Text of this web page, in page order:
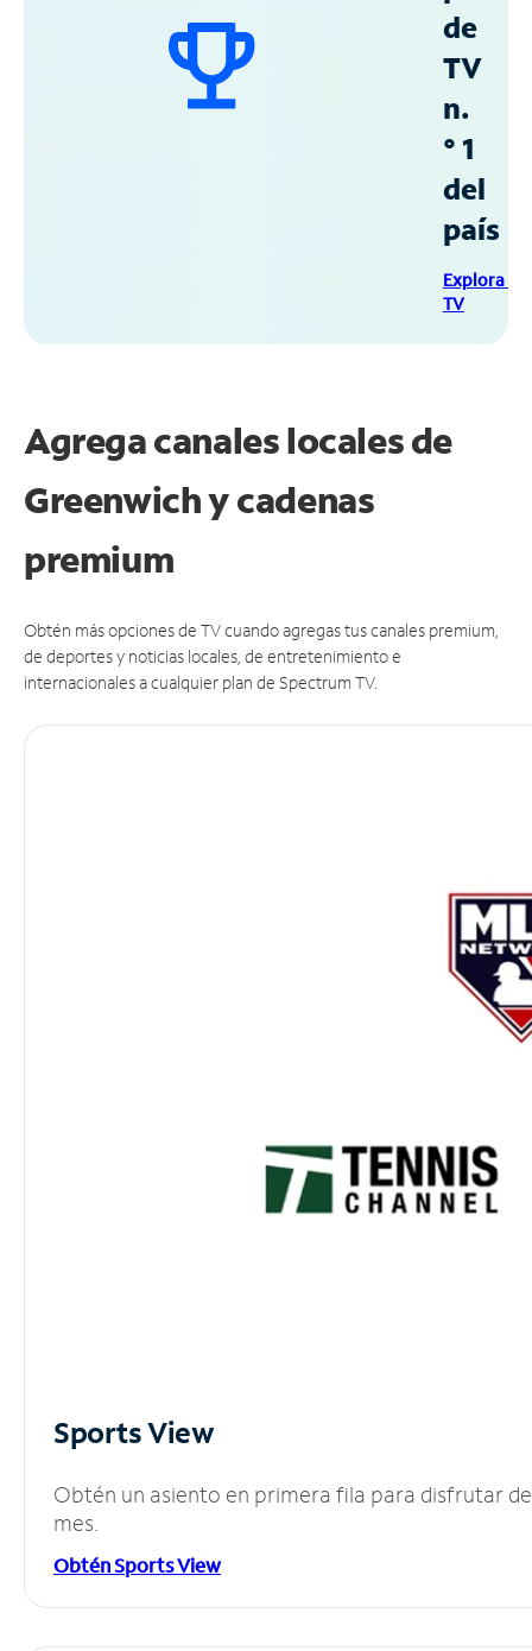
de
TV
n.
° 1
del
país
Explora
TV
Agrega canales locales de
Greenwich y cadenas
premium
Obtén más opciones de TV cuando agregas tus canales premium,
de deportes y noticias locales, de entretenimiento e
internacionales a cualquier plan de Spectrum TV.
Sports View
Obtén un asiento en primera fila para disfrutar
mes.
Obtén Sports View